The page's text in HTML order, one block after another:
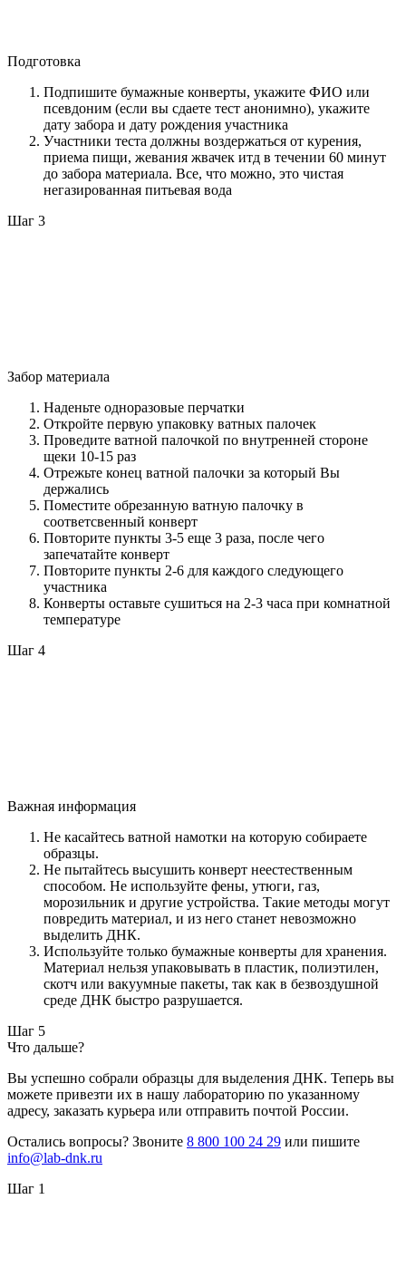
Подготовка
Подпишите бумажные конверты, укажите ФИО или
псевдоним (если вы сдаете тест анонимно), укажите
дату забора и дату рождения участника
Участники теста должны воздержаться от курения,
приема пищи, жевания жвачек итд в течении 60 минут
до забора материала. Все, что можно, это чистая
негазированная питьевая вода
Шаг 3
Забор материала
Наденьте одноразовые перчатки
Откройте первую упаковку ватных палочек
Проведите ватной палочкой по внутренней стороне
щеки 10-15 раз
Отрежьте конец ватной палочки за который Вы
держались
Поместите обрезанную ватную палочку в
соответсвенный конверт
Повторите пункты 3-5 еще 3 раза, после чего
запечатайте конверт
Повторите пункты 2-6 для каждого следующего
участника
Конверты оставьте сушиться на 2-3 часа при комнатной
температуре
Шаг 4
Важная информация
Не касайтесь ватной намотки на которую собираете
образцы.
Не пытайтесь высушить конверт неестественным
способом. Не используйте фены, утюги, газ,
морозильник и другие устройства. Такие методы могут
повредить материал, и из него станет невозможно
выделить ДНК.
Используйте только бумажные конверты для хранения.
Материал нельзя упаковывать в пластик, полиэтилен,
скотч или вакуумные пакеты, так как в безвоздушной
среде ДНК быстро разрушается.
Шаг 5
Что дальше?
Вы успешно собрали образцы для выделения ДНК. Теперь вы
можете привезти их в нашу лабораторию по указанному
адресу, заказать курьера или отправить почтой России.
Остались вопросы? Звоните 8 800 100 24 29 или пишите
info@lab-dnk.ru
Шаг 1